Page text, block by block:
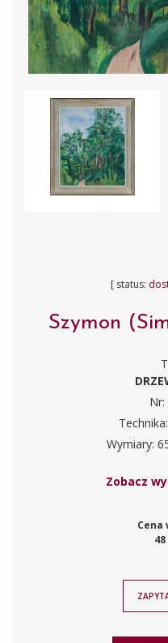
[ status:
Szymon
Nr:
Wymiary:
Zobacz
Cena
48